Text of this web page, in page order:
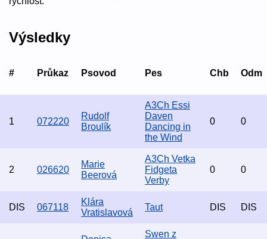
Výsledky
# Průkaz Psovod Pes Chb Odm
1 072220
Rudolf
Broulík
A3Ch Essi
Daven
Dancing in
the Wind
0 0
2 026620
Marie
Beerová
A3Ch Vetka
Fidgeta
Verby
0 0
DIS 067118
Klára
Vratislavová
Taut DIS DIS
Swen z